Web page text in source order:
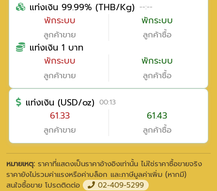
แท่งเงิน 99.99% (THB/Kg) --:--
พักระบบ
ลูกค้าขาย
พักระบบ
ลูกค้าซื้อ
แท่งเงิน 1 บาท
พักระบบ
ลูกค้าขาย
พักระบบ
ลูกค้าซื้อ
แท่งเงิน (USD/oz) 00:13
61.33
ลูกค้าขาย
61.43
ลูกค้าซื้อ
หมายเหตุ:ราคาที่แสดงเป็นราคาอ้างอิงเท่านั้น ไม่ใช่ราคาซื้อขายจริง
ราคายังไม่รวมค่าแรงหรือค่าบล็อก และภาษีมูลค่าเพิ่ม (หากมี)
สนใจซื้อขาย โปรดติดต่อ
02-409-5299